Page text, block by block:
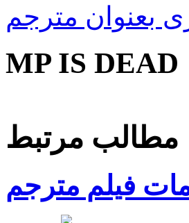
بعنوان مترجم
MP IS DEAD
مطالب مرتبط
فیلم مترجم